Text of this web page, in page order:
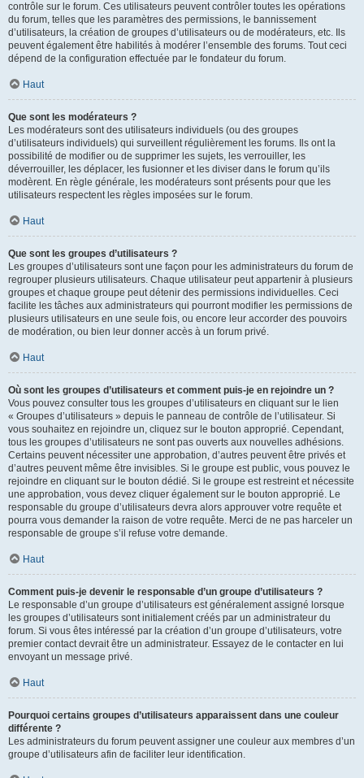
contrôle sur le forum. Ces utilisateurs peuvent contrôler toutes les opérations
du forum, telles que les paramètres des permissions, le bannissement
d’utilisateurs, la création de groupes d’utilisateurs ou de modérateurs, etc. Ils
peuvent également être habilités à modérer l’ensemble des forums. Tout ceci
dépend de la configuration effectuée par le fondateur du forum.
Haut
Que sont les modérateurs ?
Les modérateurs sont des utilisateurs individuels (ou des groupes
d’utilisateurs individuels) qui surveillent régulièrement les forums. Ils ont la
possibilité de modifier ou de supprimer les sujets, les verrouiller, les
déverrouiller, les déplacer, les fusionner et les diviser dans le forum qu’ils
modèrent. En règle générale, les modérateurs sont présents pour que les
utilisateurs respectent les règles imposées sur le forum.
Haut
Que sont les groupes d’utilisateurs ?
Les groupes d’utilisateurs sont une façon pour les administrateurs du forum de
regrouper plusieurs utilisateurs. Chaque utilisateur peut appartenir à plusieurs
groupes et chaque groupe peut détenir des permissions individuelles. Ceci
facilite les tâches aux administrateurs qui pourront modifier les permissions de
plusieurs utilisateurs en une seule fois, ou encore leur accorder des pouvoirs
de modération, ou bien leur donner accès à un forum privé.
Haut
Où sont les groupes d’utilisateurs et comment puis-je en rejoindre un ?
Vous pouvez consulter tous les groupes d’utilisateurs en cliquant sur le lien
« Groupes d’utilisateurs » depuis le panneau de contrôle de l’utilisateur. Si
vous souhaitez en rejoindre un, cliquez sur le bouton approprié. Cependant,
tous les groupes d’utilisateurs ne sont pas ouverts aux nouvelles adhésions.
Certains peuvent nécessiter une approbation, d’autres peuvent être privés et
d’autres peuvent même être invisibles. Si le groupe est public, vous pouvez le
rejoindre en cliquant sur le bouton dédié. Si le groupe est restreint et nécessite
une approbation, vous devez cliquer également sur le bouton approprié. Le
responsable du groupe d’utilisateurs devra alors approuver votre requête et
pourra vous demander la raison de votre requête. Merci de ne pas harceler un
responsable de groupe s’il refuse votre demande.
Haut
Comment puis-je devenir le responsable d’un groupe d’utilisateurs ?
Le responsable d’un groupe d’utilisateurs est généralement assigné lorsque
les groupes d’utilisateurs sont initialement créés par un administrateur du
forum. Si vous êtes intéressé par la création d’un groupe d’utilisateurs, votre
premier contact devrait être un administrateur. Essayez de le contacter en lui
envoyant un message privé.
Haut
Pourquoi certains groupes d’utilisateurs apparaissent dans une couleur
différente ?
Les administrateurs du forum peuvent assigner une couleur aux membres d’un
groupe d’utilisateurs afin de faciliter leur identification.